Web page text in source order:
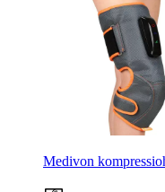
Medivon